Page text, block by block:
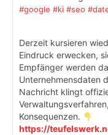
#google #ki #seo
Derzeit kursieren
Eindruck erwecken,
Empfänger werden
Unternehmensdaten
Nachricht klingt
Konsequenzen.
https://